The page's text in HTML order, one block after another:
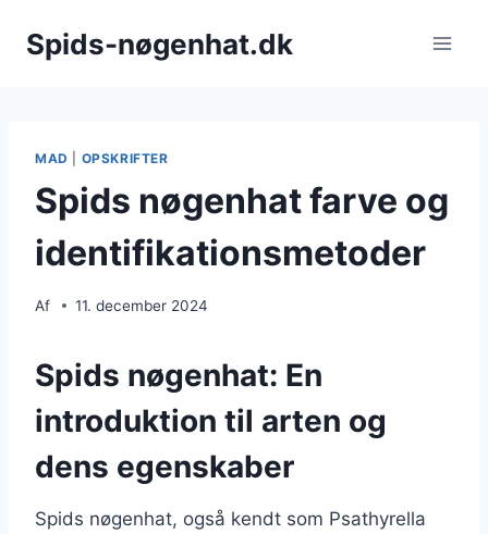
Spids-nøgenhat.dk
MAD OPSKRIFTER
Spids nøgenhat farve og
identifikationsmetoder
Af 11. december 2024
Spids nøgenhat: En
introduktion til arten og
dens egenskaber
Spids nøgenhat, også kendt som Psathyrella